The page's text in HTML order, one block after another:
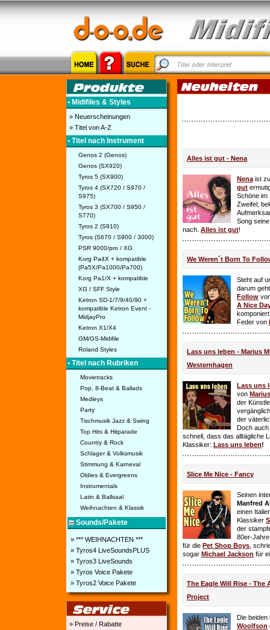
• Midifiles & Styles
» Neuerscheinungen
» Titel von A-Z
• Titel nach Instrument
Genos 2 (Genos)
Genos (SX920)
Tyros 5 (SX900)
Tyros 4 (SX720 / S970 /
S975)
Tyros 3 (SX700 / S950 /
S770)
Tyros 2 (S910)
Tyros (S670 / S900 / 3000)
PSR 9000/pro / XG
Korg Pa4X + kompatible
(Pa5X/Pa1000/Pa700)
Korg Pa1/X + kompatible
XG / SFF Style
Ketron SD-1/7/9/40/90 +
kompatible Ketron Event -
MidjayPro
Ketron X1/X4
GM/GS-Midifile
Roland Styles
• Titel nach Rubriken
Movietracks
Pop, 8-Beat & Ballads
Medleys
Party
Tischmusik Jazz & Swing
Top Hits & Hitparade
Country & Rock
Schlager & Volksmusik
Stimmung & Karneval
Oldies & Evergreens
Instrumentals
Latin & Ballsaal
Weihnachten & Klassik
Sounds/Pakete
» *** WEIHNACHTEN ***
» Tyros4 LiveSoundsPLUS
» Tyros3 LiveSounds
» Tyros Voice Pakete
» Tyros2 Voice Pakete
» Preise / Rabatte
Alles ist gut - Nena
Nena ist
gut
Schöne im
Zweifel;
Song
nach. Alles ist gut!
We Weren´t Born To
Steht auf
darum
Follow
A Nice
Feder von
Lass uns leben - Marius
Westernhagen
Lass uns
von
der
der
Doch auch
schnell, dass das alltägliche
Klassiker: Lass uns leben!
Slice Me Nice - Fancy
Seinen
Manfred
einen
Klassiker
der
80er-
für die Pet Shop Boys ,
sogar Michael Jackson für
The Eagle Will Rise - The
Project
Die beiden
Woolfson